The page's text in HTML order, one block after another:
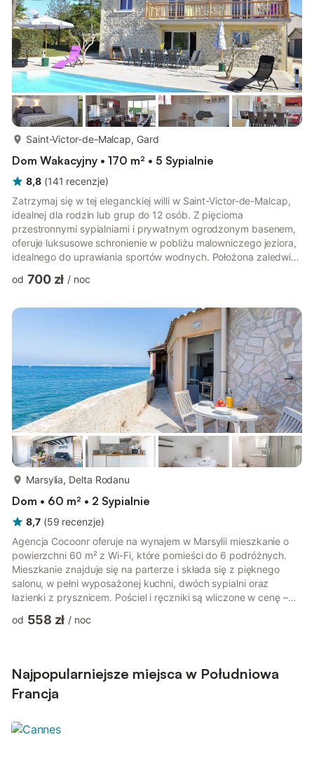
Saint-Victor-de-Malcap, Gard
Dom Wakacyjny • 170 m² • 5 Sypialnie
8,8 (141 recenzje)
Zatrzymaj się w tej eleganckiej willi w Saint-Victor-de-Malcap,
idealnej dla rodzin lub grup do 12 osób. Z pięcioma
przestronnymi sypialniami i prywatnym ogrodzonym basenem,
oferuje luksusowe schronienie w pobliżu malowniczego jeziora,
idealnego do uprawiania sportów wodnych. Położona zaledwie
łączy w sobie komfort i wygodę. Ogrzewanie elektryczne
taras i ogród zachęcają do relaksu i spożywania posiłków na
świeżym powietrzu, a grill pozwala gotować pod gwiazdami.
od 700 zł / noc
Marsylia, Delta Rodanu
Dom • 60 m² • 2 Sypialnie
8,7 (59 recenzje)
Agencja Cocoonr oferuje na wynajem w Marsylii mieszkanie o
powierzchni 60 m² z Wi-Fi, które pomieści do 6 podróżnych.
Mieszkanie znajduje się na parterze i składa się z pięknego
salonu, w pełni wyposażonej kuchni, dwóch sypialni oraz
łazienki z prysznicem. Pościel i ręczniki są wliczone w cenę –
następująco: - Po wejściu do mieszkania znajduje się w pełni
poziomie znajduje się sypialnia z podwójnym łóżkiem (140 cm)
oraz...
od 558 zł / noc
Najpopularniejsze miejsca w Południowa
Francja